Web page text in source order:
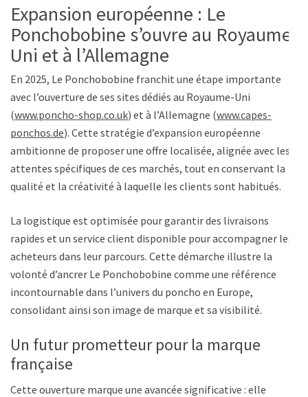
Expansion européenne : Le
Ponchobobine s’ouvre au Royaume-
Uni et à l’Allemagne
En 2025, Le Ponchobobine franchit une étape importante
avec l’ouverture de ses sites dédiés au Royaume-Uni
(www.poncho-shop.co.uk) et à l’Allemagne (www.capes-
ponchos.de). Cette stratégie d’expansion européenne
ambitionne de proposer une offre localisée, alignée avec les
attentes spécifiques de ces marchés, tout en conservant la
qualité et la créativité à laquelle les clients sont habitués.
La logistique est optimisée pour garantir des livraisons
rapides et un service client disponible pour accompagner les
acheteurs dans leur parcours. Cette démarche illustre la
volonté d’ancrer Le Ponchobobine comme une référence
incontournable dans l’univers du poncho en Europe,
consolidant ainsi son image de marque et sa visibilité.
Un futur prometteur pour la marque
française
Cette ouverture marque une avancée significative : elle